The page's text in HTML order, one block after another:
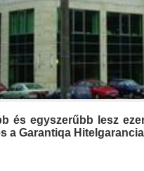
és egyszerűbb lesz
a Garantiqa